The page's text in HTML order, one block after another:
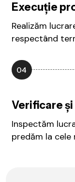
Execuție
Realizăm
respectând
04
Verificare
Inspectăm
predăm la